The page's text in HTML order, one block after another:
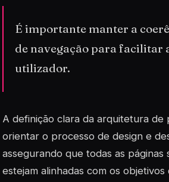
É importante manter a
de navegação para facilitar
utilizador.
A definição clara da arquitetura de
orientar o processo de design e
assegurando que todas as páginas
estejam alinhadas com os objetivos